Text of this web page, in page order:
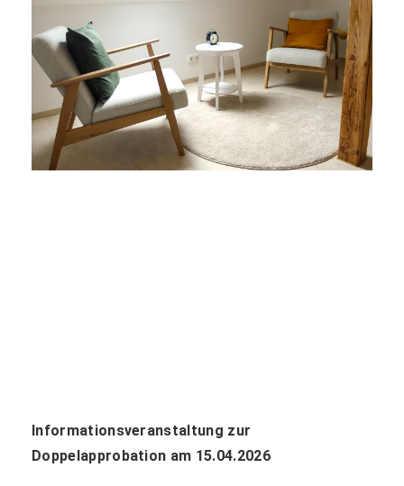
Informationsveranstaltung zur
Doppelapprobation am 15.04.2026